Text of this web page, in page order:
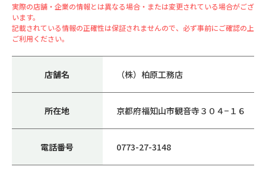
実際の店舗・企業の情報とは異なる場合・または変更されている場合がござ
います。
記載されている情報の正確性は保証されませんので、必ず事前にご確認の上
ご利用ください。
店舗名 （株）柏原工務店
所在地 京都府福知山市観音寺３０４−１６
電話番号 0773-27-3148